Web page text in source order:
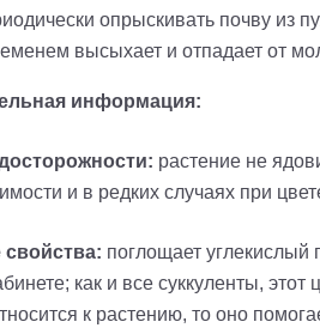
опрыскивать почву из
высыхает и отпадает от
информация:
растение не
и в редких случаях при
поглощает углекислый
как и все суккуленты,
к растению, то оно